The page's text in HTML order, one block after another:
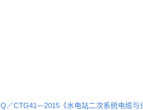
Q／CTG41—2015《水电站二次系统电缆与